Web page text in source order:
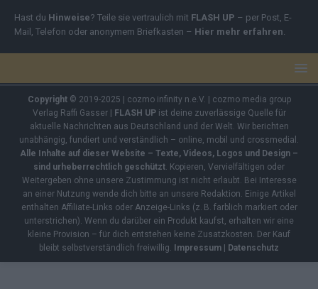
Hast du Hinweise? Teile sie vertraulich mit FLASH UP – per Post, E-
Mail, Telefon oder anonymem Briefkasten – Hier mehr erfahren.
Copyright© 2019-2025 | cozmo infinity n.e.V. | cozmo media group
Verlag Raffi Gasser |
FLASH UPist deine zuverlässige Quelle für
aktuelle Nachrichten aus Deutschland und der Welt. Wir berichten
unabhängig, fundiert und verständlich – online, mobil und crossmedial.
Alle Inhalte auf dieser Website – Texte, Videos, Logos und Design –
sind urheberrechtlich geschützt. Kopieren, Vervielfältigen oder
Weitergeben ohne unsere Zustimmung ist nicht erlaubt. Bei Interesse
an einer Nutzung wende dich bitte an unsere Redaktion. Einige Artikel
enthalten Affiliate-Links oder Anzeige-Links (z. B. farblich markiert oder
unterstrichen). Wenn du darüber ein Produkt kaufst, erhalten wir eine
kleine Provision – für dich entstehen keine Zusatzkosten. Der Kauf
bleibt selbstverständlich freiwillig.
Impressum Datenschutz